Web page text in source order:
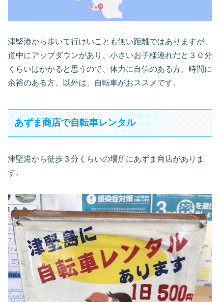
津堅港から歩いて行けいことも無い距離ではありますが、
道中にアップダウンがあり、小さいお子様連れだと３０分
くらいはかかると思うので、体力に自信のある方、時間に
余裕のある方、以外は、自転車がおススメです。
あずま商店で自転車レンタル
津堅港から徒歩３分くらいの場所にあずま商店がありま
す。